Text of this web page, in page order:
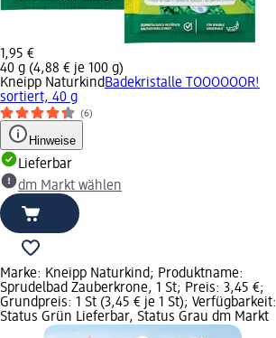
1,95 €
40 g (4,88 € je 100 g)
Kneipp NaturkindBadekristalle TOOOOOOR!
sortiert, 40 g
(6)
Hinweise
Lieferbar
dm Markt wählen
Marke: Kneipp Naturkind; Produktname:
Sprudelbad Zauberkrone, 1 St; Preis: 3,45 €;
Grundpreis: 1 St (3,45 € je 1 St); Verfügbarkeit:
Status Grün Lieferbar, Status Grau dm Markt